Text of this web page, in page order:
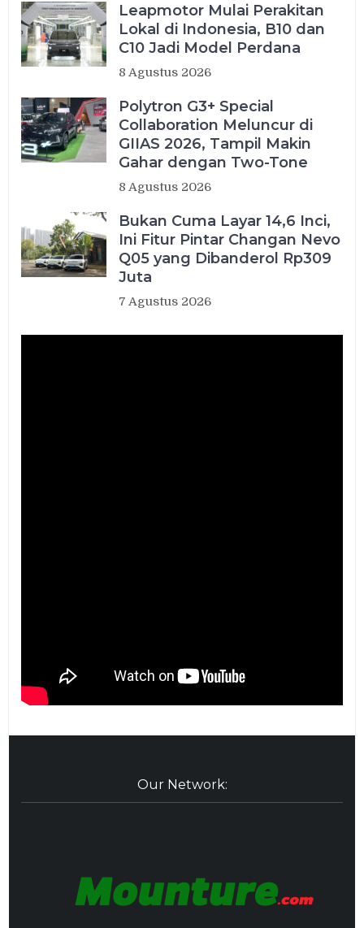
Leapmotor Mulai Perakitan
Lokal di Indonesia, B10 dan
C10 Jadi Model Perdana
8 Agustus 2026
Polytron G3+ Special
Collaboration Meluncur di
GIIAS 2026, Tampil Makin
Gahar dengan Two-Tone
8 Agustus 2026
Bukan Cuma Layar 14,6 Inci,
Ini Fitur Pintar Changan Nevo
Q05 yang Dibanderol Rp309
Juta
7 Agustus 2026
Our Network: